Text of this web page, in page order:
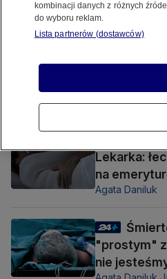
ZOBACZ TAKŻE:
PREMIERA
TVN24
Lekarka:
na
Agata Daniluk
"prostym"
nie
kombinacji danych z różnych
do wyboru reklam.
Lista partnerów (dostawców)